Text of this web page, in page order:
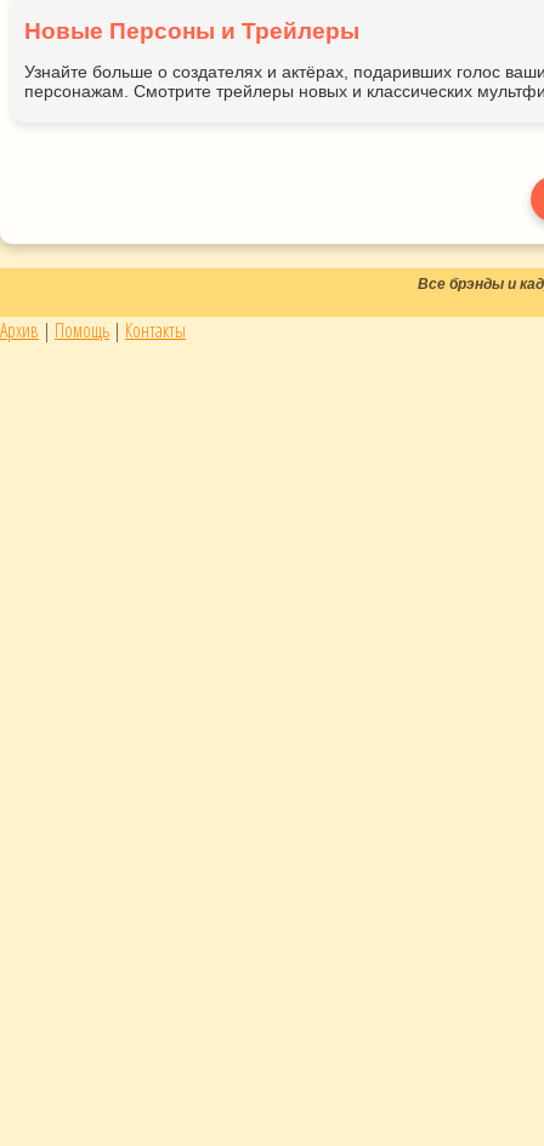
Новые Персоны и Трейлеры
Узнайте больше о создателях и актёрах, подаривших голос
персонажам. Смотрите трейлеры новых и классических
Все брэнды и
Архив | Помощь | Контакты